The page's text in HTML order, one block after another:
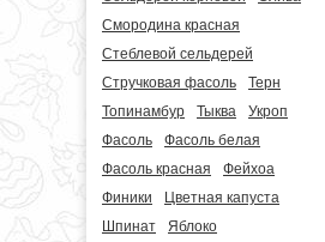
Смородина красная
Стеблевой сельдерей
Стручковая фасоль
Терн
Топинамбур
Тыква
Укроп
Фасоль
Фасоль белая
Фасоль красная
Фейхоа
Финики
Цветная капуста
Шпинат
Яблоко